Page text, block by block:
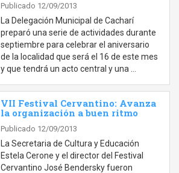
Publicado 12/09/2013
La Delegación Municipal de Cacharí
preparó una serie de actividades durante
septiembre para celebrar el aniversario
de la localidad que será el 16 de este mes
y que tendrá un acto central y una …
VII Festival Cervantino: Avanza
la organización a buen ritmo
Publicado 12/09/2013
La Secretaria de Cultura y Educación
Estela Cerone y el director del Festival
Cervantino José Bendersky fueron